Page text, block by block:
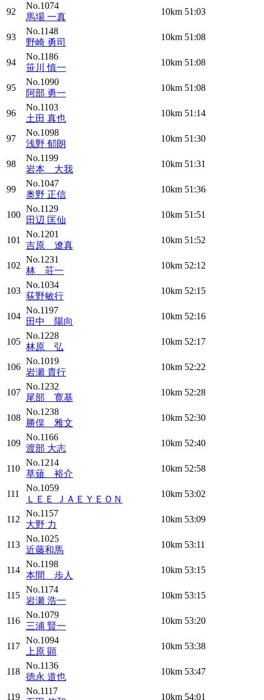
92
No.1074
馬場 一真
10km 51:03
93
No.1148
野崎 勇司
10km 51:08
94
No.1186
笹川 慎一
10km 51:08
95
No.1090
阿部 勇一
10km 51:08
96
No.1103
土田 真也
10km 51:14
97
No.1098
浅野 郁朗
10km 51:30
98
No.1199
岩本 大我
10km 51:31
99
No.1047
奥野 正信
10km 51:36
100
No.1129
田辺 匡仙
10km 51:51
101
No.1201
吉原 遼真
10km 51:52
102
No.1231
林 荘一
10km 52:12
103
No.1034
荻野敏行
10km 52:15
104
No.1197
田中 陽向
10km 52:16
105
No.1228
林原 弘
10km 52:17
106
No.1019
岩瀬 貴行
10km 52:22
107
No.1232
尾部 寛基
10km 52:28
108
No.1238
勝俣 雅文
10km 52:30
109
No.1166
渡部 大志
10km 52:40
110
No.1214
草薙 裕介
10km 52:58
111
No.1059
ＬＥＥ ＪＡＥＹＥＯＮ
10km 53:02
112
No.1157
大野 力
10km 53:09
113
No.1025
近藤和馬
10km 53:11
114
No.1198
本間 歩人
10km 53:15
115
No.1174
岩瀬 浩一
10km 53:15
116
No.1079
三浦 賢一
10km 53:20
117
No.1094
上原 顕
10km 53:38
118
No.1136
徳永 道也
10km 53:47
119
No.1117
10km 54:01